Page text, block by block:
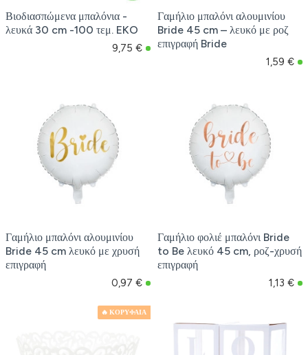
Βιοδιασπώμενα μπαλόνια -
λευκά 30 cm -100 τεμ. EKO
9,75 €
Γαμήλιο μπαλόνι αλουμινίου
Bride 45 cm – λευκό με ροζ
επιγραφή Bride
1,59 €
Γαμήλιο μπαλόνι αλουμινίου
Bride 45 cm λευκό με χρυσή
επιγραφή
0,97 €
Γαμήλιο φολιέ μπαλόνι Bride
to Be λευκό 45 cm, ροζ-χρυσή
επιγραφή
1,13 €
🔥 ΚΟΡΥΦΑΙΑ